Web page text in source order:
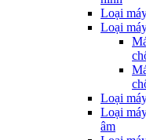
Loại
Loại
Loại
Loại
âm